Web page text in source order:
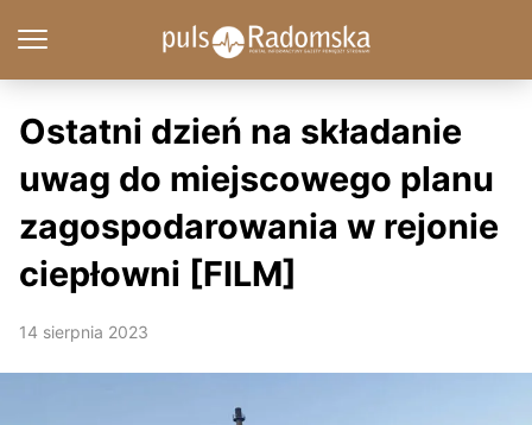
Ostatni dzień na składanie
uwag do miejscowego planu
zagospodarowania w rejonie
ciepłowni [FILM]
14 sierpnia 2023